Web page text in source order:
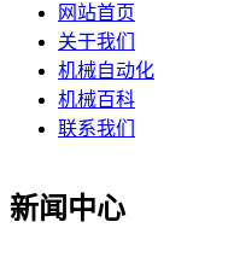
网站首页
关于我们
机械自动化
机械百科
联系我们
新闻中心